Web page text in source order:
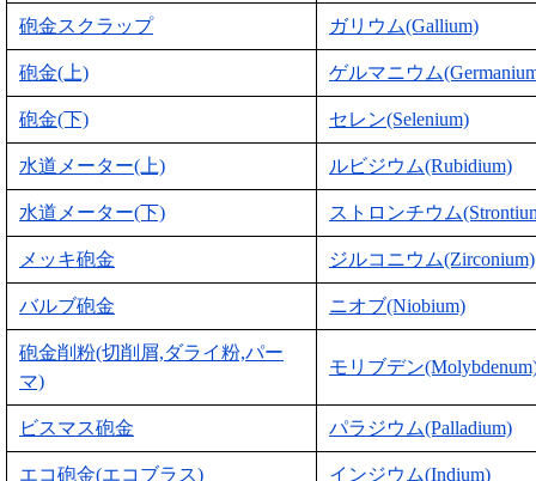
砲金スクラップ ガリウム(Gallium)
砲金(上) ゲルマニウム
砲金(下) セレン(Selenium)
水道メーター(上) ルビジウム(Rubidium)
水道メーター(下) ストロンチウム
メッキ砲金 ジルコニウム(Zirconium)
バルブ砲金 ニオブ(Niobium)
砲金削粉(切削屑,ダライ粉,パー
マ)
モリブデン
ビスマス砲金 パラジウム(Palladium)
エコ砲金(エコブラス) インジウム(Indium)